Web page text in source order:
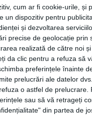
cum ar fi cookie-urile, și
un dispozitiv pentru
și dezvoltarea
precise de geolocație prin
realizată de către noi
da clic pentru a refuza să
preferințele înainte
prelucrări ale datelor
o astfel de prelucrare.
sau să vă retrageți
din partea de